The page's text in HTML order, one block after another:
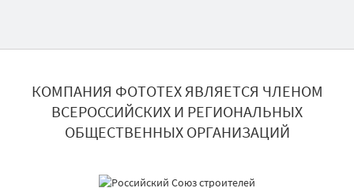
КОМПАНИЯ ФОТОТЕХ ЯВЛЯЕТСЯ ЧЛЕНОМ
ВСЕРОССИЙСКИХ И РЕГИОНАЛЬНЫХ
ОБЩЕСТВЕННЫХ ОРГАНИЗАЦИЙ